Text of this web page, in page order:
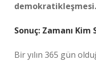
demokratikleşmesi.
Sonuç: Zamanı Kim
Bir yılın 365 gün